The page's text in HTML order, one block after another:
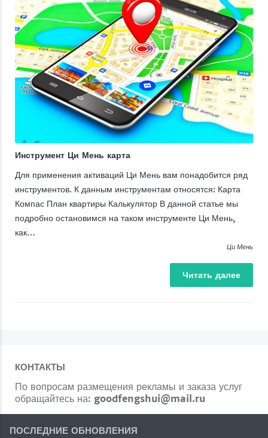
Инструмент Ци Мень карта
Для применения активаций Ци Мень вам понадобится ряд
инструментов. К данным инструментам относятся: Карта
Компас План квартиры Калькулятор В данной статье мы
подробно остановимся на таком инструменте Ци Мень,
как…
Ци Мень
Читать далее
КОНТАКТЫ
По вопросам размещения рекламы и заказа услуг
обращайтесь на: goodfengshui@mail.ru
ПОСЛЕДНИЕ ОБНОВЛЕНИЯ